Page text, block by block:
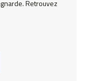
Retrouvez